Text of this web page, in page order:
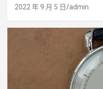
2022 年 9 月 5 日 admin